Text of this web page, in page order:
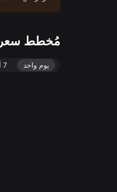
مُخطط سعر Starknet/USD المباشر (STRK/USD)
يوم واحد 7 أيام